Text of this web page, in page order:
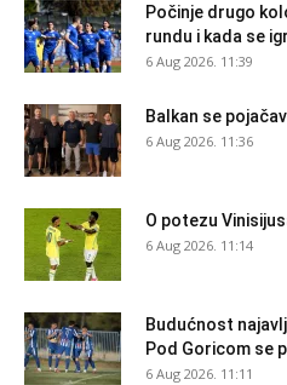
Počinje drugo
rundu i kada se
6 Aug 2026. 11:39
Balkan se
6 Aug 2026. 11:36
O potezu
6 Aug 2026. 11:14
Budućnost
Pod Goricom se
6 Aug 2026. 11:11